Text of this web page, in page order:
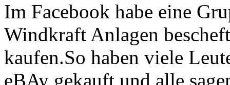
Im Facebook habe eine
Windkraft Anlagen
kaufen.So haben viele
eBAy gekauft und alle